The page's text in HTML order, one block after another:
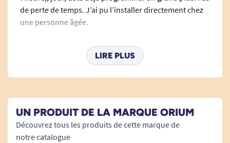
de perte de temps. J’ai pu l’installer directement chez
une personne âgée.
08/08/2025
J. Véronique
LIRE PLUS
UN PRODUIT DE LA MARQUE ORIUM
Découvrez tous les produits de cette marque de
notre catalogue